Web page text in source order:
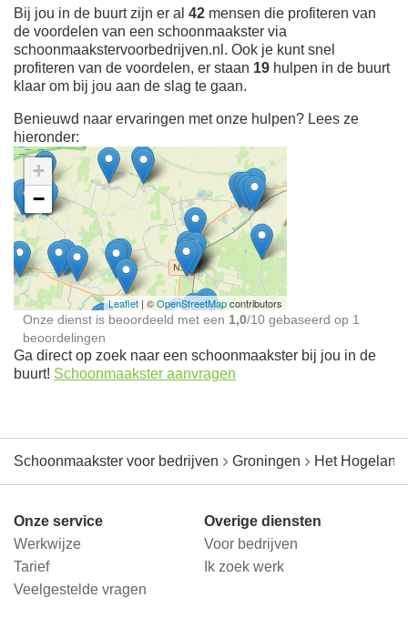
Bij jou in de buurt zijn er al 42 mensen die profiteren van
de voordelen van een schoonmaakster via
schoonmaakstervoorbedrijven.nl. Ook je kunt snel
profiteren van de voordelen, er staan 19 hulpen in de buurt
klaar om bij jou aan de slag te gaan.
Benieuwd naar ervaringen met onze hulpen? Lees ze
hieronder:
Ontdek meer ervaringen
Schoonmaakster bij
jou in de buurt
+
−
Leaflet| ©OpenStreetMapcontributors
Onze dienst is beoordeeld met een 1,0/10 gebaseerd op 1
beoordelingen
Ga direct op zoek naar een schoonmaakster bij jou in de
buurt! Schoonmaakster aanvragen
Schoonmaakster voor bedrijven Groningen Het Hogeland
Onze service
Werkwijze
Tarief
Veelgestelde vragen
Overige diensten
Voor bedrijven
Ik zoek werk